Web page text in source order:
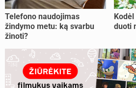
Telefono naudojimas
žindymo metu: ką svarbu
žinoti?
duoti